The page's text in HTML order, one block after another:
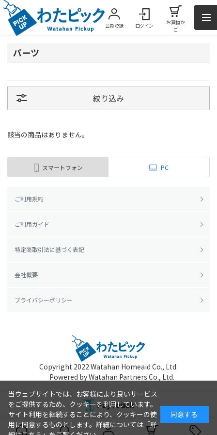
会員登録 ログイン
お買物か
ご
パーツ
絞り込み
該当の商品はありません。
スマートフォン PC
ご利用規約
ご利用ガイド
特定商取引法に基づく表記
会社概要
プライバシーポリシー
Copyright 2022 Watahan Homeaid Co., Ltd.
Powered by Watahan Partners Co., Ltd.
当ウェブサイトでは、お客様により良いサービス
をご提供するため、クッキーを利用しています。
サイト利用を継続することにより、クッキーの使
用に同意するものとします。詳細については「詳
同意する